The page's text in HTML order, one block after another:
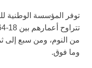
توفر المؤسسة الوطنية
وما فوق.